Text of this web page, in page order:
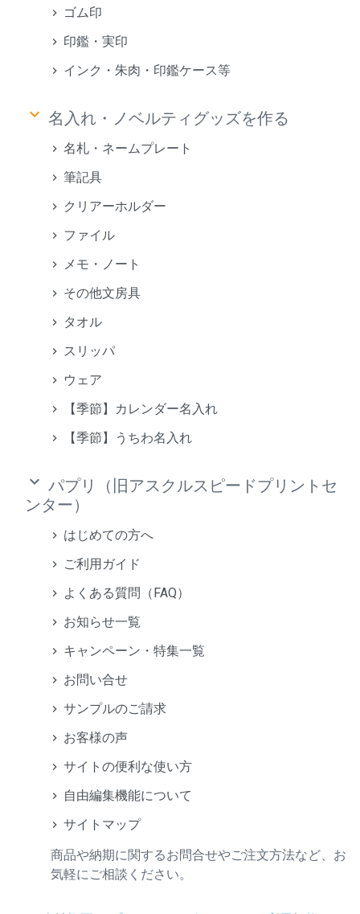
ゴム印
印鑑・実印
インク・朱肉・印鑑ケース等
keyboard_arrow_down 名入れ・ノベルティグッズを作る
名札・ネームプレート
筆記具
クリアーホルダー
ファイル
メモ・ノート
その他文房具
タオル
スリッパ
ウェア
【季節】カレンダー名入れ
【季節】うちわ名入れ
keyboard_arrow_down パプリ（旧アスクルスピードプリントセ
ンター）
はじめての方へ
ご利用ガイド
よくある質問（FAQ）
お知らせ一覧
キャンペーン・特集一覧
お問い合せ
サンプルのご請求
お客様の声
サイトの便利な使い方
自由編集機能について
サイトマップ
商品や納期に関するお問合せやご注文方法など、お
気軽にご相談ください。